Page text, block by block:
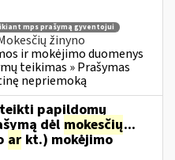
mps prašymą gyventojui
žinyno
ir mokėjimo duomenys
teikimas » Prašymas
nepriemoką
papildomų
dėl mokesčių...
ar kt.) mokėjimo